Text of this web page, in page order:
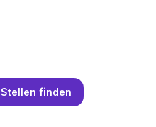
Stellen finden